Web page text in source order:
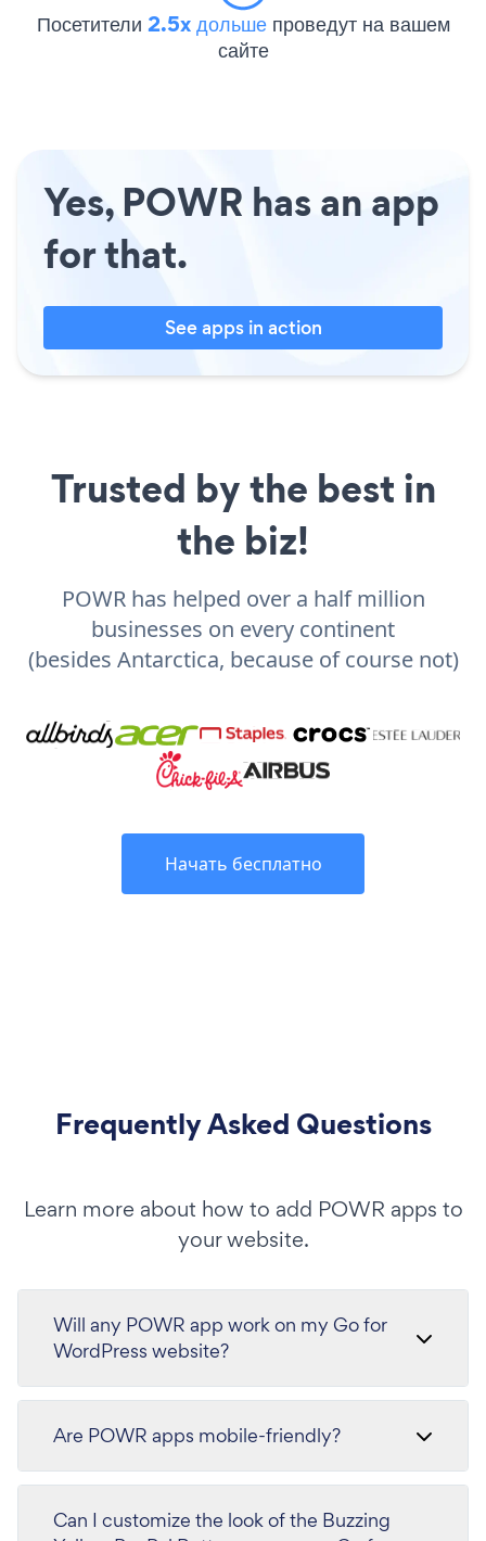
Посетители 2.5x дольше проведут на вашем
сайте
Yes, POWR has an app
for that.
See apps in action
Trusted by the best in
the biz!
POWR has helped over a half million
businesses on every continent
(besides Antarctica, because of course not)
Начать бесплатно
Frequently Asked Questions
Learn more about how to add POWR apps to
your website.
Will any POWR app work on my Go for
WordPress website?
Are POWR apps mobile-friendly?
Can I customize the look of the Buzzing